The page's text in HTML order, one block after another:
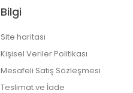
Bilgi
Site haritası
Kişisel Veriler Politikası
Mesafeli Satış Sözleşmesi
Teslimat ve İade